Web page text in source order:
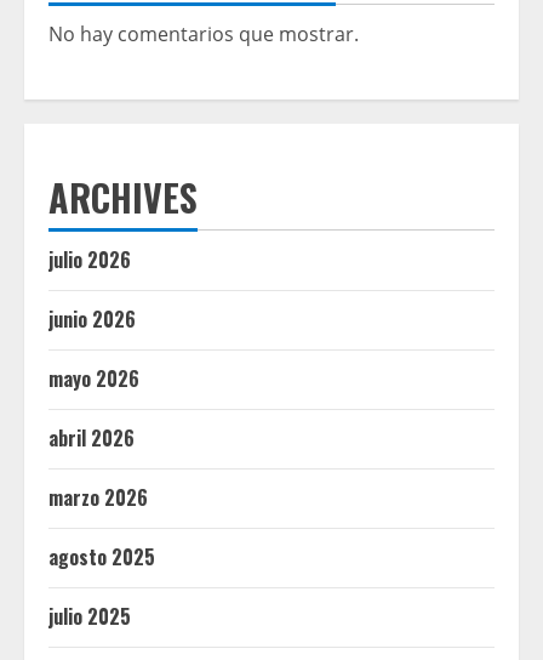
No hay comentarios que mostrar.
ARCHIVES
julio 2026
junio 2026
mayo 2026
abril 2026
marzo 2026
agosto 2025
julio 2025